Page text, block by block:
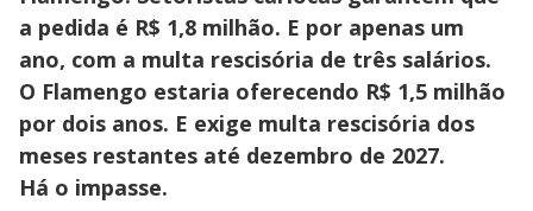
a pedida é R$ 1,8 milhão. E por apenas um
ano, com a multa rescisória de três salários.
O Flamengo estaria oferecendo R$ 1,5 milhão
por dois anos. E exige multa rescisória dos
meses restantes até dezembro de 2027.
Há o impasse.